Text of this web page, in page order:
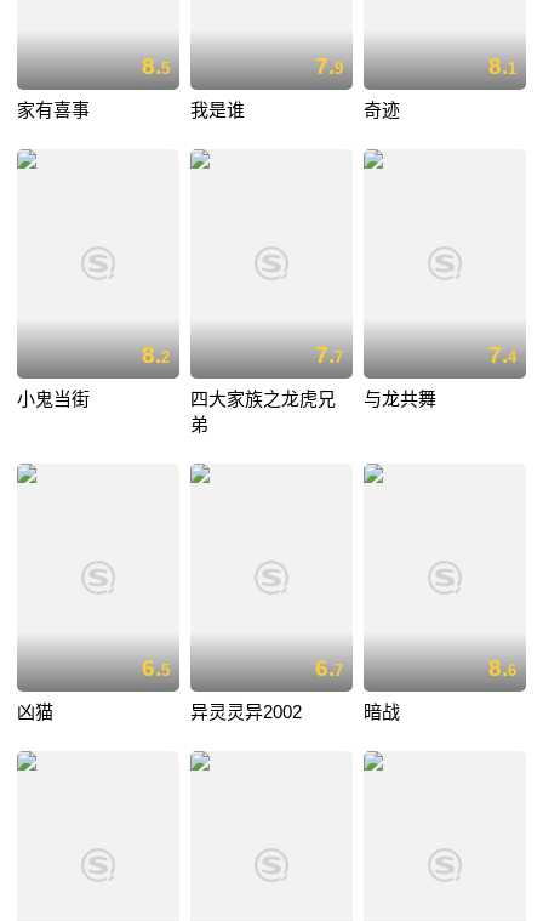
8.5
家有喜事
7.9
我是谁
8.1
奇迹
8.2
小鬼当街
7.7
四大家族之龙虎兄
弟
7.4
与龙共舞
6.5
凶猫
6.7
异灵灵异2002
8.6
暗战